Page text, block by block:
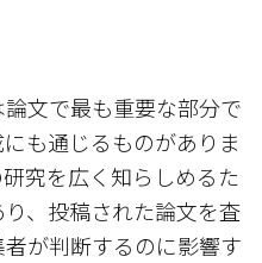
文で最も重要な部分で
も通じるものがありま
究を広く知らしめるた
、投稿された論文を査
が判断するのに影響す